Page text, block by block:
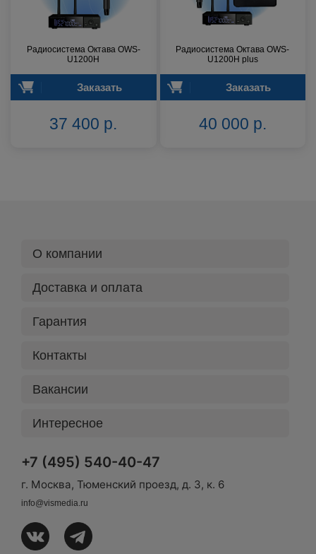
Радиосистема Октава OWS-
U1200H
Заказать
37 400 р.
Радиосистема Октава OWS-
U1200H plus
Заказать
40 000 р.
О компании
Доставка и оплата
Гарантия
Контакты
Вакансии
Интересное
+7 (495) 540-40-47
г. Москва, Тюменский проезд, д. 3, к. 6
info@vismedia.ru